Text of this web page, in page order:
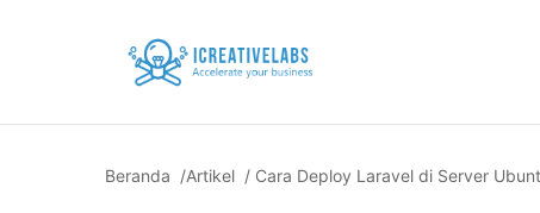
Beranda /Artikel / Cara Deploy Laravel di Server